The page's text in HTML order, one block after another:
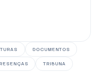
DOCUMENTOS
TRIBUNA